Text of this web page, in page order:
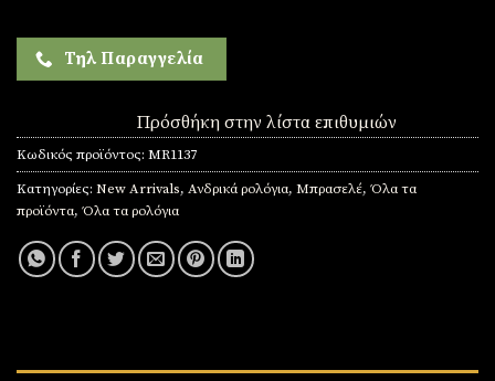
Τηλ Παραγγελία
Πρόσθήκη στην λίστα επιθυμιών
Κωδικός προϊόντος: MR1137
Κατηγορίες: New Arrivals, Ανδρικά ρολόγια, Μπρασελέ, Όλα τα
προϊόντα, Όλα τα ρολόγια